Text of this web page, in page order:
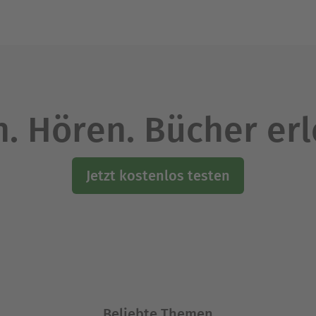
Hören. Bücher
Jetzt kostenlos testen